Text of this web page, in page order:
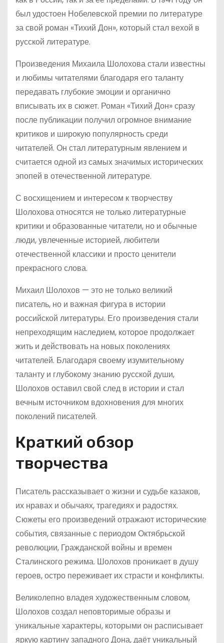
был удостоен Нобелевской премии по литературе
за свой роман «Тихий Дон», который стал вехой в
русской литературе.
Произведения Михаила Шолохова стали известны
и любимы читателями благодаря его таланту
передавать глубокие эмоции и органично
вписывать их в сюжет. Роман «Тихий Дон» сразу
после публикации получил огромное внимание
критиков и широкую популярность среди
читателей. Он стал литературным явлением и
считается одной из самых значимых исторических
эпопей в отечественной литературе.
С восхищением и интересом к творчеству
Шолохова относятся не только литературные
критики и образованные читатели, но и обычные
люди, увлеченные историей, любители
отечественной классики и просто ценители
прекрасного слова.
Михаил Шолохов — это не только великий
писатель, но и важная фигура в истории
российской литературы. Его произведения стали
непреходящим наследием, которое продолжает
жить и действовать на новых поколениях
читателей. Благодаря своему изумительному
таланту и глубокому знанию русской души,
Шолохов оставил свой след в истории и стал
вечным источником вдохновения для многих
поколений писателей.
Краткий обзор
творчества
Писатель рассказывает о жизни и судьбе казаков,
их нравах и обычаях, трагедиях и радостях.
Сюжеты его произведений отражают исторические
события, связанные с периодом Октябрьской
революции, Гражданской войны и времен
Сталинского режима. Шолохов проникает в душу
героев, остро переживает их страсти и конфликты.
Великолепно владея художественным словом,
Шолохов создал неповторимые образы и
уникальные характеры, которыми он расписывает
яркую картину западного Дона, даёт уникальный